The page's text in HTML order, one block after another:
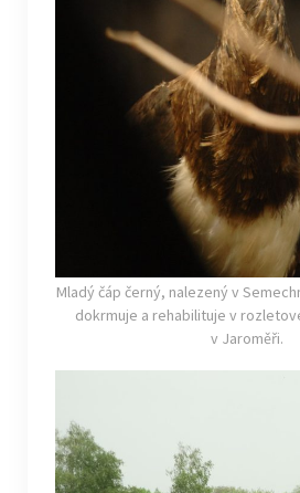
Mladý čáp černý, nalezený v
dokrmuje a rehabilituje v
v Jaroměři.